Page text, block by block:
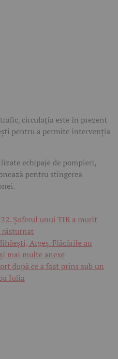
circulația este în prezent
pentru a permite intervenția
echipaje de pompieri,
pentru stingerea
Șoferul unui TIR a murit
răsturnat
Argeș. Flăcările au
mai multe anexe
după ce a fost prins sub un
Iulia